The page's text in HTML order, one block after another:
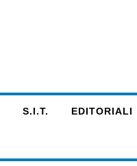
S.I.T. EDITORIALI